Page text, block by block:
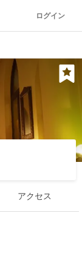
ログイン
アクセス